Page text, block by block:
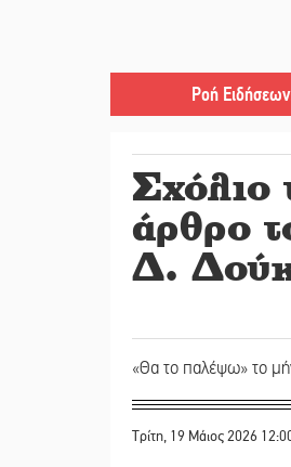
Ροή Ειδήσεων
Σχόλιο
άρθρο
Δ.
«Θα το παλέψω» το
Τρίτη, 19 Μάιος 2026